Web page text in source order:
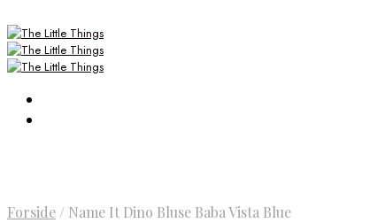
Forside / Name It Dino Bluse Baba Vista Blue